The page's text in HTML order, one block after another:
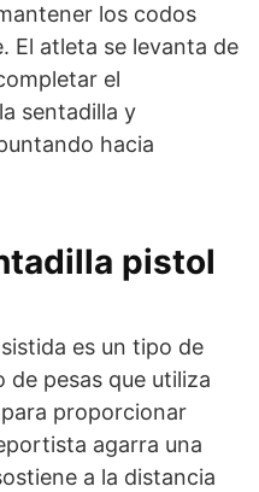
los codos
El atleta se levanta de
el
sentadilla y
hacia
pistol
es un tipo de
pesas que utiliza
proporcionar
agarra una
a la distancia